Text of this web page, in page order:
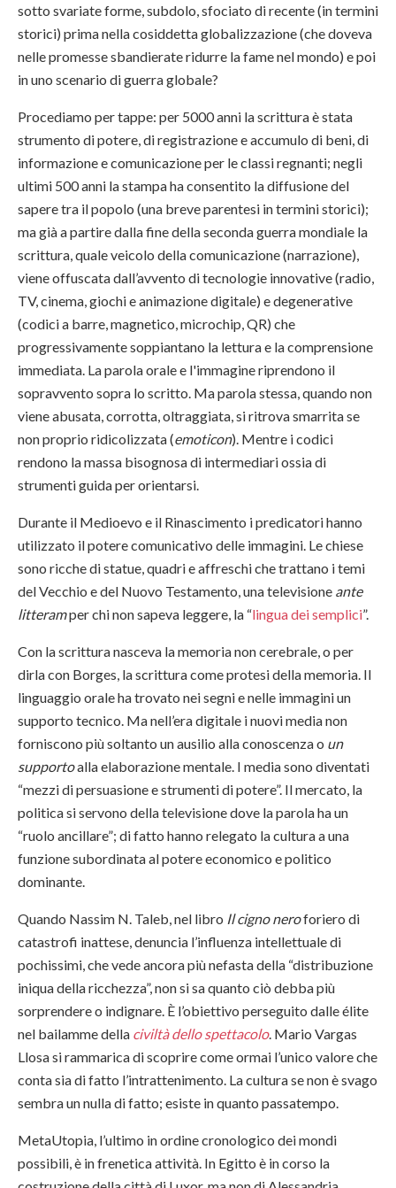
sotto svariate forme, subdolo, sfociato di recente (in termini
storici) prima nella cosiddetta globalizzazione (che doveva
nelle promesse sbandierate ridurre la fame nel mondo) e poi
in uno scenario di guerra globale?
Procediamo per tappe: per 5000 anni la scrittura è stata
strumento di potere, di registrazione e accumulo di beni, di
informazione e comunicazione per le classi regnanti; negli
ultimi 500 anni la stampa ha consentito la diffusione del
sapere tra il popolo (una breve parentesi in termini storici);
ma già a partire dalla fine della seconda guerra mondiale la
scrittura, quale veicolo della comunicazione (narrazione),
viene offuscata dall’avvento di tecnologie innovative (radio,
TV, cinema, giochi e animazione digitale) e degenerative
(codici a barre, magnetico, microchip, QR) che
progressivamente soppiantano la lettura e la comprensione
immediata. La parola orale e l'immagine riprendono il
sopravvento sopra lo scritto. Ma parola stessa, quando non
viene abusata, corrotta, oltraggiata, si ritrova smarrita se
non proprio ridicolizzata (emoticon). Mentre i codici
rendono la massa bisognosa di intermediari ossia di
strumenti guida per orientarsi.
Durante il Medioevo e il Rinascimento i predicatori hanno
utilizzato il potere comunicativo delle immagini. Le chiese
sono ricche di statue, quadri e affreschi che trattano i temi
del Vecchio e del Nuovo Testamento, una televisione ante
litteramper chi non sapeva leggere, la “lingua dei semplici”.
Con la scrittura nasceva la memoria non cerebrale, o per
dirla con Borges, la scrittura come protesi della memoria. Il
linguaggio orale ha trovato nei segni e nelle immagini un
supporto tecnico. Ma nell’era digitale i nuovi media non
forniscono più soltanto un ausilio alla conoscenza o un
supportoalla elaborazione mentale. I media sono diventati
“mezzi di persuasione e strumenti di potere”. Il mercato, la
politica si servono della televisione dove la parola ha un
“ruolo ancillare”; di fatto hanno relegato la cultura a una
funzione subordinata al potere economico e politico
dominante.
Quando Nassim N. Taleb, nel libro Il cigno neroforiero di
catastrofi inattese, denuncia l’influenza intellettuale di
pochissimi, che vede ancora più nefasta della “distribuzione
iniqua della ricchezza”, non si sa quanto ciò debba più
sorprendere o indignare. È l’obiettivo perseguito dalle élite
nel bailamme della civiltà dello spettacolo. Mario Vargas
Llosa si rammarica di scoprire come ormai l’unico valore che
conta sia di fatto l’intrattenimento. La cultura se non è svago
sembra un nulla di fatto; esiste in quanto passatempo.
MetaUtopia, l’ultimo in ordine cronologico dei mondi
possibili, è in frenetica attività. In Egitto è in corso la